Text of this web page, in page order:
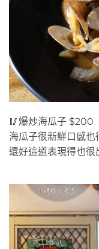
🥢爆炒海瓜子 $200
海瓜子很新鮮口感
還好這道表現得也